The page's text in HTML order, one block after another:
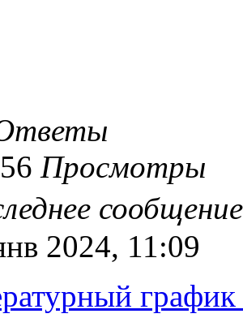
Просмотры
2024, 11:09